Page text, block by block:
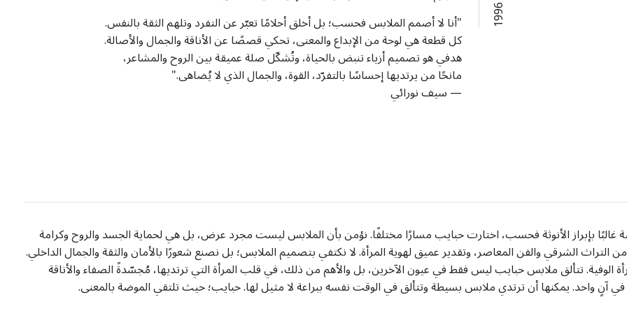
أ
س
س
ت
ع
ا
م
1
9
9
"أنا لا أصمم الملابس فحسب؛ بل أخلق أحلامًا تعبّر عن التفرد وتلهم الثقة بالنفس.
كل قطعة هي لوحة من الإبداع والمعنى، تحكي قصصًا عن الأناقة والجمال والأصالة.
هدفي هو تصميم أزياء تنبض بالحياة، وتُشكّل صلة عميقة بين الروح والمشاعر،
مانحًا من يرتديها إحساسًا بالتفرّد، القوة، والجمال الذي لا يُضاهى."
— سيف نورائي
بإبراز الأنوثة فحسب، اختارت حبايب مسارًا مختلفًا. نؤمن بأن الملابس ليست مجرد عرض، بل هي لحماية الجسد والروح وكرامة
الشرقي والفن المعاصر، وتقدير عميق لهوية المرأة. لا نكتفي بتصميم الملابس؛ بل نصنع شعورًا بالأمان والثقة والجمال الداخلي.
الوفية. تتألق ملابس حبايب ليس فقط في عيون الآخرين، بل والأهم من ذلك، في قلب المرأة التي ترتديها، مُجسّدةً الصفاء والأناقة
آنٍ واحد. يمكنها أن ترتدي ملابس بسيطة وتتألق في الوقت نفسه ببراعة لا مثيل لها. حبايب؛ حيث تلتقي الموضة بالمعنى.